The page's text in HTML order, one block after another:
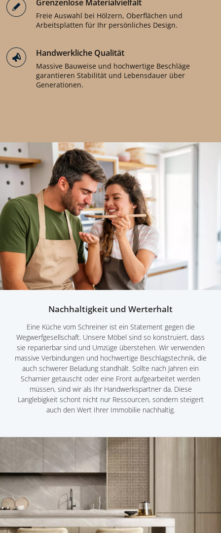
Grenzenlose Materialvielfalt
Freie Auswahl bei Hölzern, Oberflächen und
Arbeitsplatten für Ihr persönliches Design.
Handwerkliche Qualität
Massive Bauweise und hochwertige Beschläge
garantieren Stabilität und Lebensdauer über
Generationen.
Nachhaltigkeit und Werterhalt
Eine Küche vom Schreiner ist ein Statement gegen die
Wegwerfgesellschaft. Unsere Möbel sind so konstruiert, dass
sie reparierbar sind und Umzüge überstehen. Wir verwenden
massive Verbindungen und hochwertige Beschlagstechnik, die
auch schwerer Beladung standhält. Sollte nach Jahren ein
Scharnier getauscht oder eine Front aufgearbeitet werden
müssen, sind wir als Ihr Handwerkspartner da. Diese
Langlebigkeit schont nicht nur Ressourcen, sondern steigert
auch den Wert Ihrer Immobilie nachhaltig.